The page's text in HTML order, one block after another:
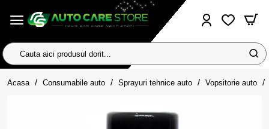
Cauta
aici
produsul
Acasa homeConsumabile auto Sprayuri tehnice auto Vopsitorie auto